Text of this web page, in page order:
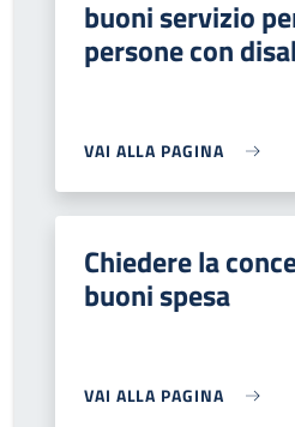
buoni servizio
persone con
VAI ALLA PAGINA
Chiedere la
buoni spesa
VAI ALLA PAGINA